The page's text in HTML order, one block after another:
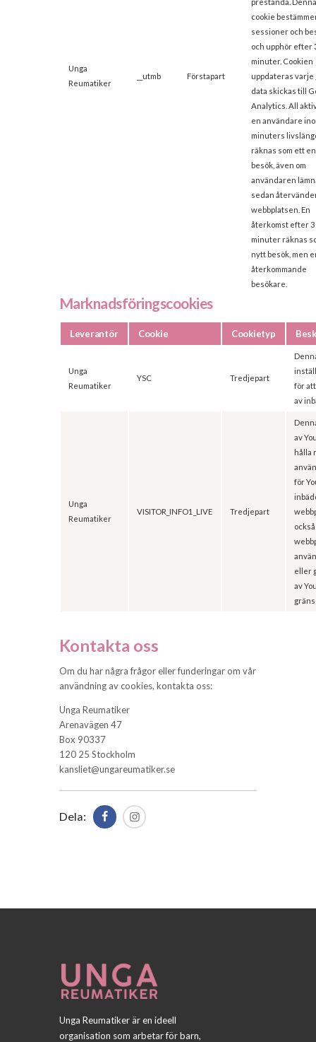
Unga
Reumatiker
__utmb Förstapart
prestanda.
cookie
sessioner och
och upphör efter
minuter. Cookien
uppdateras varje
data skickas till
Analytics. All
en användare
minuters
räknas som ett
besök, även om
användaren
sedan
webbplatsen. En
återkomst efter
minuter räknas
nytt besök, men
återkommande
besökare.
Marknadsföringscookies
Leverantör Cookie Cookietyp
Unga
Reumatiker
YSC Tredjepart
för
av
Unga
Reumatiker
VISITOR_INFO1_LIVE Tredjepart
av
hålla
för
eller
av
Kontakta oss
Om du har några frågor eller funderingar om vår
användning av cookies, kontakta oss:
Unga Reumatiker
Arenavägen 47
Box 90337
120 25 Stockholm
kansliet@ungareumatiker.se
Dela:
Unga Reumatiker är en ideell
organisation som arbetar för barn,